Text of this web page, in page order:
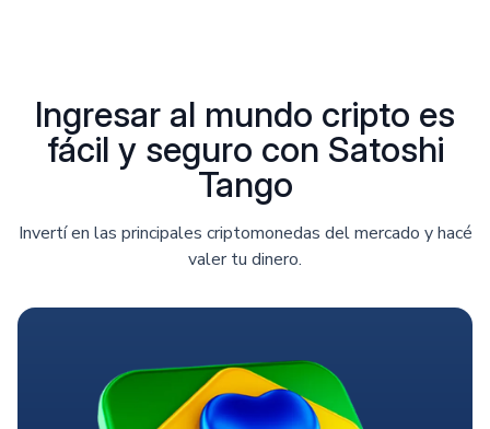
Ingresar al mundo cripto es
fácil y seguro con Satoshi
Tango
Invertí en las principales criptomonedas del mercado y hacé
valer tu dinero.